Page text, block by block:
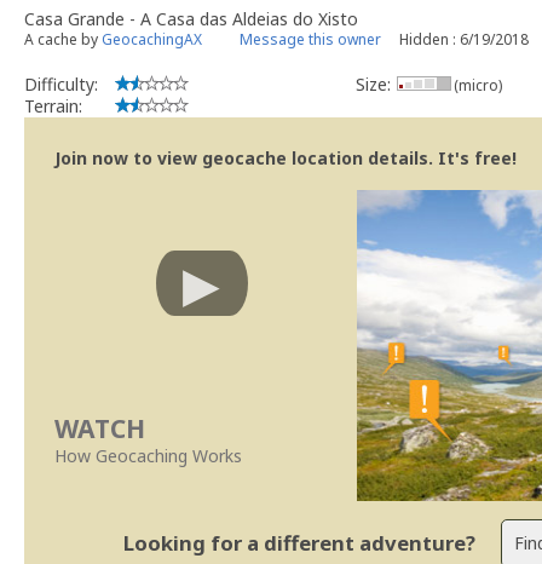
Casa Grande - A Casa das Aldeias do Xisto
A cache by GeocachingAX Message this owner Hidden : 6/19/2018
Difficulty:
Terrain:
Size: (micro)
Join now to view geocache location details. It's free!
WATCH
How Geocaching Works
Looking for a different adventure?